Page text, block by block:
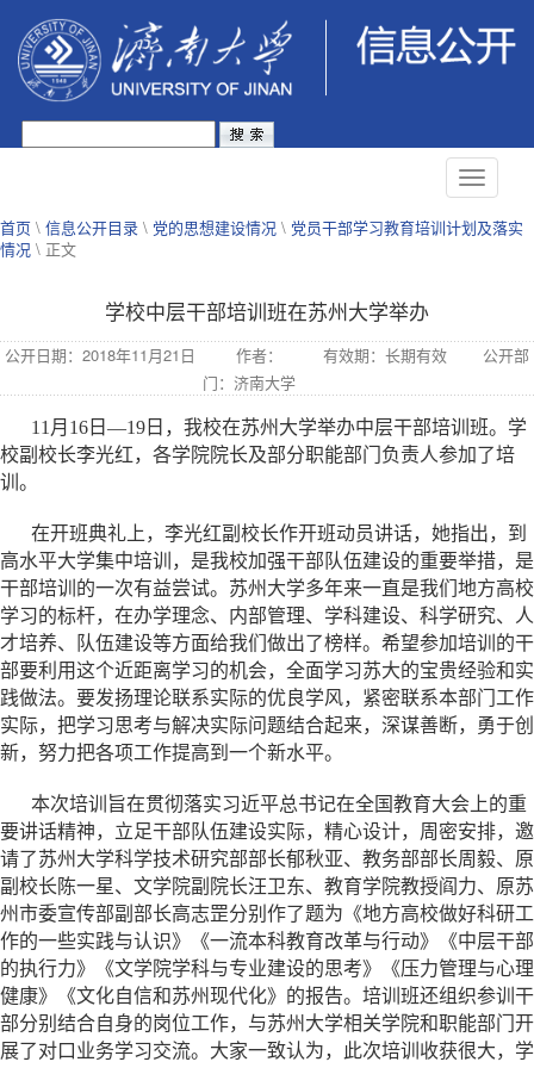
首页 \ 信息公开目录 \ 党的思想建设情况 \ 党员干部学习教育培训计划及落实
情况 \ 正文
学校中层干部培训班在苏州大学举办
公开日期：2018年11月21日 作者： 有效期：长期有效
公开部
门：济南大学
11月16日—19日，我校在苏州大学举办中层干部培训班。学
校副校长李光红，各学院院长及部分职能部门负责人参加了培
训。
在开班典礼上，李光红副校长作开班动员讲话，她指出，到
高水平大学集中培训，是我校加强干部队伍建设的重要举措，是
干部培训的一次有益尝试。苏州大学多年来一直是我们地方高校
学习的标杆，在办学理念、内部管理、学科建设、科学研究、人
才培养、队伍建设等方面给我们做出了榜样。希望参加培训的干
部要利用这个近距离学习的机会，全面学习苏大的宝贵经验和实
践做法。要发扬理论联系实际的优良学风，紧密联系本部门工作
实际，把学习思考与解决实际问题结合起来，深谋善断，勇于创
新，努力把各项工作提高到一个新水平。
本次培训旨在贯彻落实习近平总书记在全国教育大会上的重
要讲话精神，立足干部队伍建设实际，精心设计，周密安排，邀
请了苏州大学科学技术研究部部长郁秋亚、教务部部长周毅、原
副校长陈一星、文学院副院长汪卫东、教育学院教授阎力、原苏
州市委宣传部副部长高志罡分别作了题为《地方高校做好科研工
作的一些实践与认识》《一流本科教育改革与行动》《中层干部
的执行力》《文学院学科与专业建设的思考》《压力管理与心理
健康》《文化自信和苏州现代化》的报告。培训班还组织参训干
部分别结合自身的岗位工作，与苏州大学相关学院和职能部门开
展了对口业务学习交流。大家一致认为，此次培训收获很大，学